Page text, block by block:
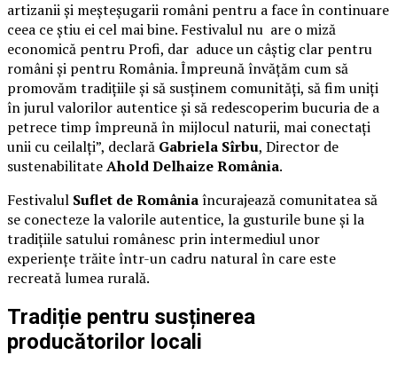
artizanii și meșteșugarii români pentru a face în continuare
ceea ce știu ei cel mai bine. Festivalul nu are o miză
economică pentru Profi, dar aduce un câștig clar pentru
români și pentru România. Împreună învățăm cum să
promovăm tradițiile și să susținem comunități, să fim uniți
în jurul valorilor autentice și să redescoperim bucuria de a
petrece timp împreună în mijlocul naturii, mai conectați
unii cu ceilalți”, declară Gabriela Sîrbu, Director de
sustenabilitateAhold Delhaize România.
Festivalul Suflet de Româniaîncurajează comunitatea să
se conecteze la valorile autentice, la gusturile bune și la
tradițiile satului românesc prin intermediul unor
experiențe trăite într-un cadru natural în care este
recreată lumea rurală.
Tradiție pentru susținerea
producătorilor locali